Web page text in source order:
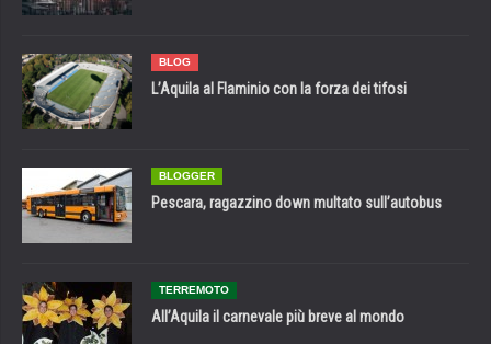
BLOG
L’Aquila al Flaminio con la forza dei tifosi
BLOGGER
Pescara, ragazzino down multato sull’autobus
TERREMOTO
All’Aquila il carnevale più breve al mondo